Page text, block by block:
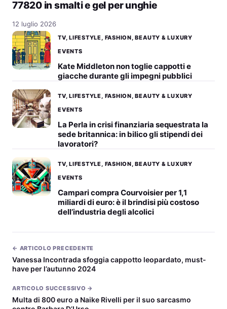
77820 in smalti e gel per unghie
12 luglio 2026
TV, LIFESTYLE, FASHION, BEAUTY & LUXURY
EVENTS
Kate Middleton non toglie cappotti e
giacche durante gli impegni pubblici
TV, LIFESTYLE, FASHION, BEAUTY & LUXURY
EVENTS
La Perla in crisi finanziaria sequestrata la
sede britannica: in bilico gli stipendi dei
lavoratori?
TV, LIFESTYLE, FASHION, BEAUTY & LUXURY
EVENTS
Campari compra Courvoisier per 1,1
miliardi di euro: è il brindisi più costoso
dell’industria degli alcolici
← ARTICOLO PRECEDENTE
Vanessa Incontrada sfoggia cappotto leopardato, must-
have per l’autunno 2024
ARTICOLO SUCCESSIVO →
Multa di 800 euro a Naike Rivelli per il suo sarcasmo